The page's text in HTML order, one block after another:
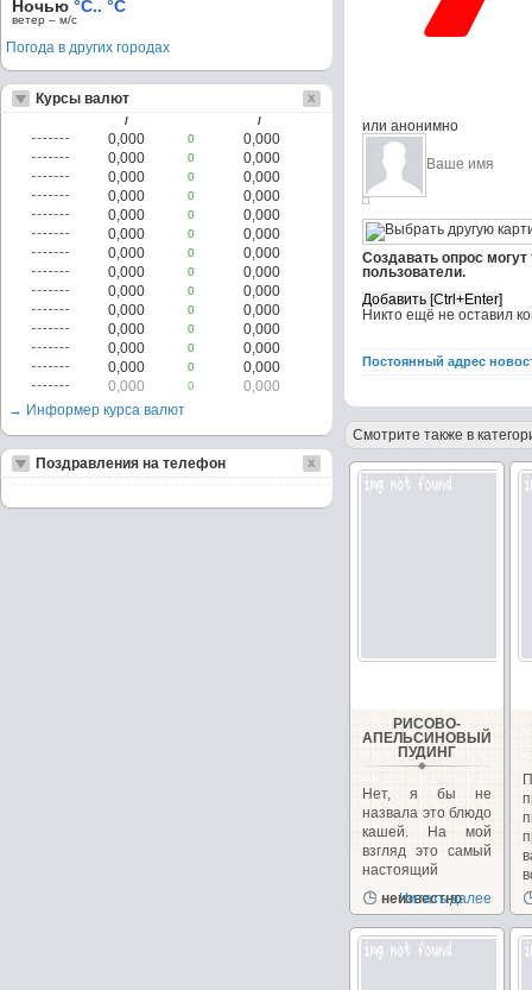
или анонимно
Создавать опрос
пользователи.
Никто ещё не оставил
Постоянный адрес
Смотрите также в
РИСОВО-
АПЕЛЬСИНОВЫЙ
ПУДИНГ
Нет, я бы не
назвала это блюдо
кашей. На мой
взгляд это самый
настоящий
пудинг....
неизвестно
Читать далее
Ночью °C.. °C
ветер – м/c
Погода в других городах
Курсы валют
/ /
0,000 0
0,000
0,000
0
0,000
0,000
0
0,000
0,000
0
0,000
0,000
0
0,000
0,000
0
0,000
0,000
0
0,000
0,000
0
0,000
0,000
0
0,000
0,000
0
0,000
0,000
0
0,000
0,000
0
0,000
0,000
0
0,000
0,000
0
0,000
→ Информер курса валют
Поздравления на телефон